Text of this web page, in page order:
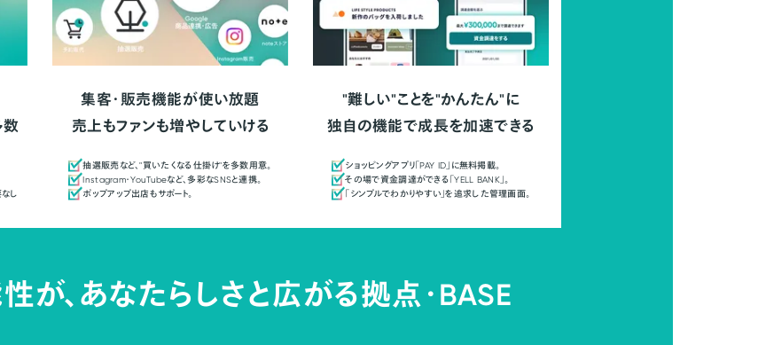
し
集客・販売機能が使い放題
売上もファンも増やしていける
抽選販売など、"買いたくなる仕掛け"を多数用意。
Instagram・YouTubeなど、多彩なSNSと連携。
ポップアップ出店もサポート。
"難しい"ことを"かんたん"に
独自の機能で成長を加速できる
ショッピングアプリ「PAY ID」に無料掲載。
その場で資金調達ができる「YELL BANK」。
「シンプルでわかりやすい」を追求した管理画面。
が、あなたらしさと広がる拠点・BASE